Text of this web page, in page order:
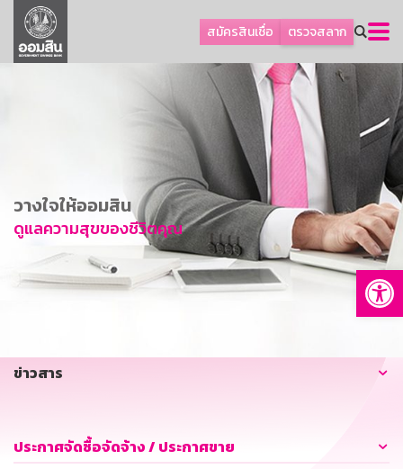
สมัครสินเชื่อ ตรวจสลาก
ลูกค้าธุรกิจ
ลูกค้าผู้ประกอบรายย่อย
การพัฒนาที่ยั่งยืน
ข่าวสาร
บริการทางการเงิน
อื่นๆ
วางใจให้ออมสิน
ดูแลความสุขของชีวิตคุณ
ข่าวสาร
ประกาศจัดซื้อจัดจ้าง / ประกาศขาย